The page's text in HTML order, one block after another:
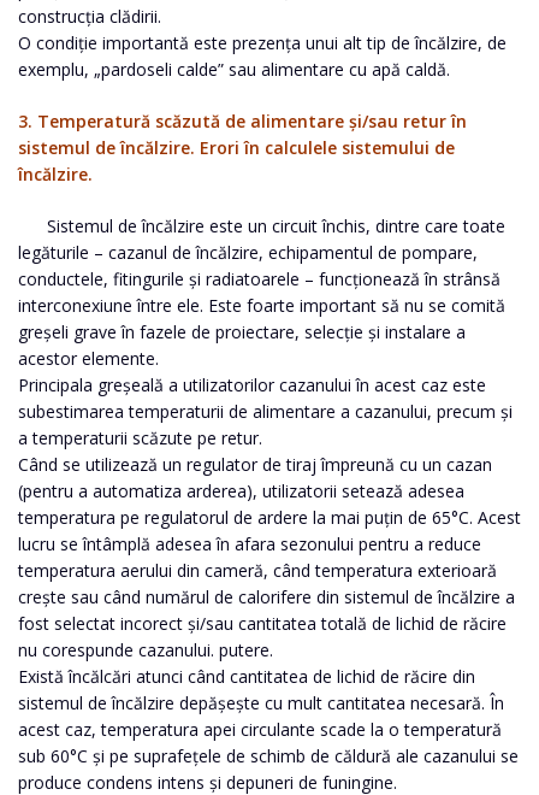
construcția clădirii.
O condiție importantă este prezența unui alt tip de încălzire, de
exemplu, „pardoseli calde” sau alimentare cu apă caldă.
3. Temperatură scăzută de alimentare și/sau retur în
sistemul de încălzire. Erori în calculele sistemului de
încălzire.
Sistemul de încălzire este un circuit închis, dintre care toate
legăturile – cazanul de încălzire, echipamentul de pompare,
conductele, fitingurile și radiatoarele – funcționează în strânsă
interconexiune între ele. Este foarte important să nu se comită
greșeli grave în fazele de proiectare, selecție și instalare a
acestor elemente.
Principala greșeală a utilizatorilor cazanului în acest caz este
subestimarea temperaturii de alimentare a cazanului, precum și
a temperaturii scăzute pe retur.
Când se utilizează un regulator de tiraj împreună cu un cazan
(pentru a automatiza arderea), utilizatorii setează adesea
temperatura pe regulatorul de ardere la mai puțin de 65°C. Acest
lucru se întâmplă adesea în afara sezonului pentru a reduce
temperatura aerului din cameră, când temperatura exterioară
crește sau când numărul de calorifere din sistemul de încălzire a
fost selectat incorect și/sau cantitatea totală de lichid de răcire
nu corespunde cazanului. putere.
Există încălcări atunci când cantitatea de lichid de răcire din
sistemul de încălzire depășește cu mult cantitatea necesară. În
acest caz, temperatura apei circulante scade la o temperatură
sub 60°C și pe suprafețele de schimb de căldură ale cazanului se
produce condens intens și depuneri de funingine.